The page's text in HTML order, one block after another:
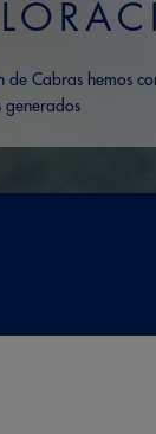
de Cabras hemos
generados